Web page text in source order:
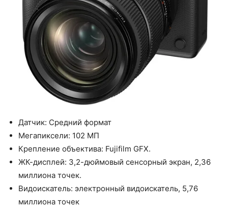
Датчик: Средний формат
Мегапиксели: 102 МП
Крепление объектива: Fujifilm GFX.
ЖК-дисплей: 3,2-дюймовый сенсорный экран, 2,36
миллиона точек.
Видоискатель: электронный видоискатель, 5,76
миллиона точек